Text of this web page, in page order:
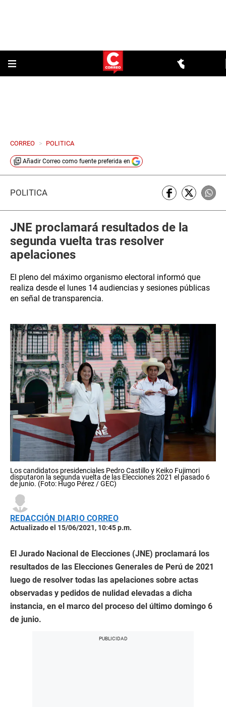
CORREO > POLITICA
Añadir Correo como fuente preferida en
POLÍTICA
JNE proclamará resultados de la
segunda vuelta tras resolver
apelaciones
El pleno del máximo organismo electoral informó que
realiza desde el lunes 14 audiencias y sesiones públicas
en señal de transparencia.
Los candidatos presidenciales Pedro Castillo y Keiko Fujimori
disputaron la segunda vuelta de las Elecciones 2021 el pasado 6
de junio. (Foto: Hugo Pérez / GEC)
REDACCIÓN DIARIO CORREO
Actualizado el 15/06/2021, 10:45 p.m.
El Jurado Nacional de Elecciones (JNE) proclamará los
resultados de las Elecciones Generales de Perú de 2021
luego de resolver todas las apelaciones sobre actas
observadas y pedidos de nulidad elevadas a dicha
instancia, en el marco del proceso del último domingo 6
de junio.